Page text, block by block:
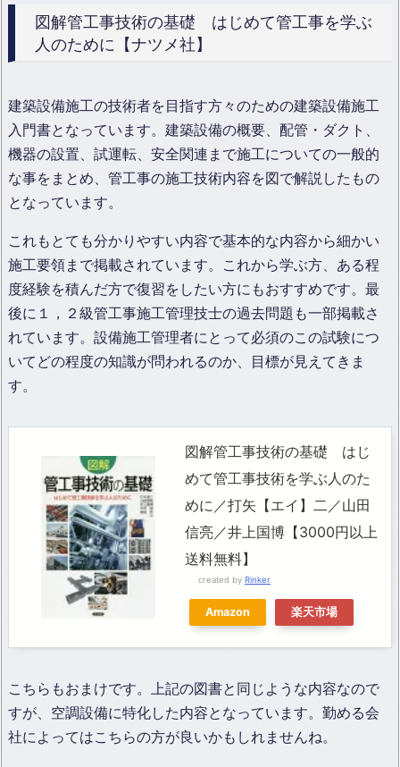
図解管工事技術の基礎 はじめて管工事を学ぶ
人のために【ナツメ社】
建築設備施工の技術者を目指す方々のための建築設備施工
入門書となっています。建築設備の概要、配管・ダクト、
機器の設置、試運転、安全関連まで施工についての一般的
な事をまとめ、管工事の施工技術内容を図で解説したもの
となっています。
これもとても分かりやすい内容で基本的な内容から細かい
施工要領まで掲載されています。これから学ぶ方、ある程
度経験を積んだ方で復習をしたい方にもおすすめです。最
後に１，２級管工事施工管理技士の過去問題も一部掲載さ
れています。設備施工管理者にとって必須のこの試験につ
いてどの程度の知識が問われるのか、目標が見えてきま
す。
図解管工事技術の基礎 はじ
めて管工事技術を学ぶ人のた
めに／打矢【エイ】二／山田
信亮／井上国博【3000円以上
送料無料】
created by Rinker
Amazon 楽天市場
こちらもおまけです。上記の図書と同じような内容なので
すが、空調設備に特化した内容となっています。勤める会
社によってはこちらの方が良いかもしれませんね。